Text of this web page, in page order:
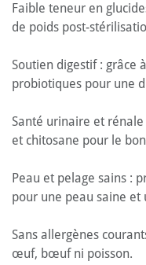
Faible teneur en
de poids post-
Soutien digestif : grâce
probiotiques pour une
Santé urinaire et
et chitosane pour le
Peau et pelage sains :
pour une peau saine et
Sans allergènes
œuf, bœuf ni poisson.